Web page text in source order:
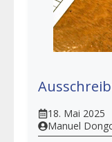
18. Mai 2025
Manuel